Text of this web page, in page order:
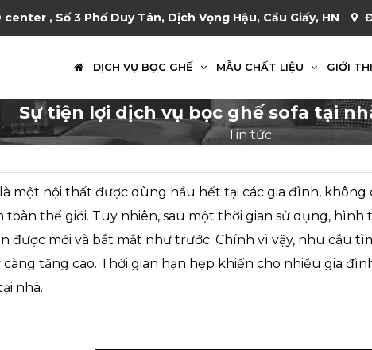
center , Số 3 Phố Duy Tân, Dịch Vọng Hậu, Cầu Giấy, HN
DỊCH VỤ BỌC GHẾ MẪU CHẤT LIỆU GIỚI
Sự tiện lợi dịch vụ bọc ghế sofa tại
Tin tức
một nội thất được dùng hầu hết tại các gia đình, không
toàn thế giới. Tuy nhiên, sau một thời gian sử dụng, hình
được mới và bắt mắt như trước. Chính vì vậy, nhu cầu
càng tăng cao. Thời gian hạn hẹp khiến cho nhiều gia
nhà.